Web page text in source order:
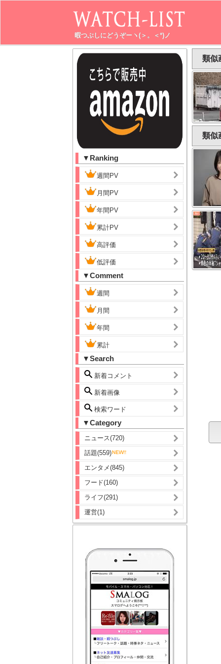
暇つぶしにどうぞーヽ(＞。＜*)ノ
▼Ranking
週間PV
月間PV
年間PV
累計PV
高評価
低評価
▼Comment
週間
月間
年間
累計
▼Search
新着コメント
新着画像
検索ワード
▼Category
ニュース(720)
話題(559)
エンタメ(845)
フード(160)
ライフ(291)
運営(1)
類似
類似